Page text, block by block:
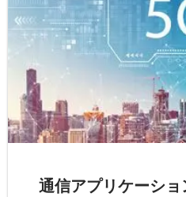
通信アプリケーショ